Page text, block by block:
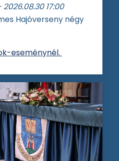
2026.08.30 17:00
Hajóverseny négy
eseménynél.